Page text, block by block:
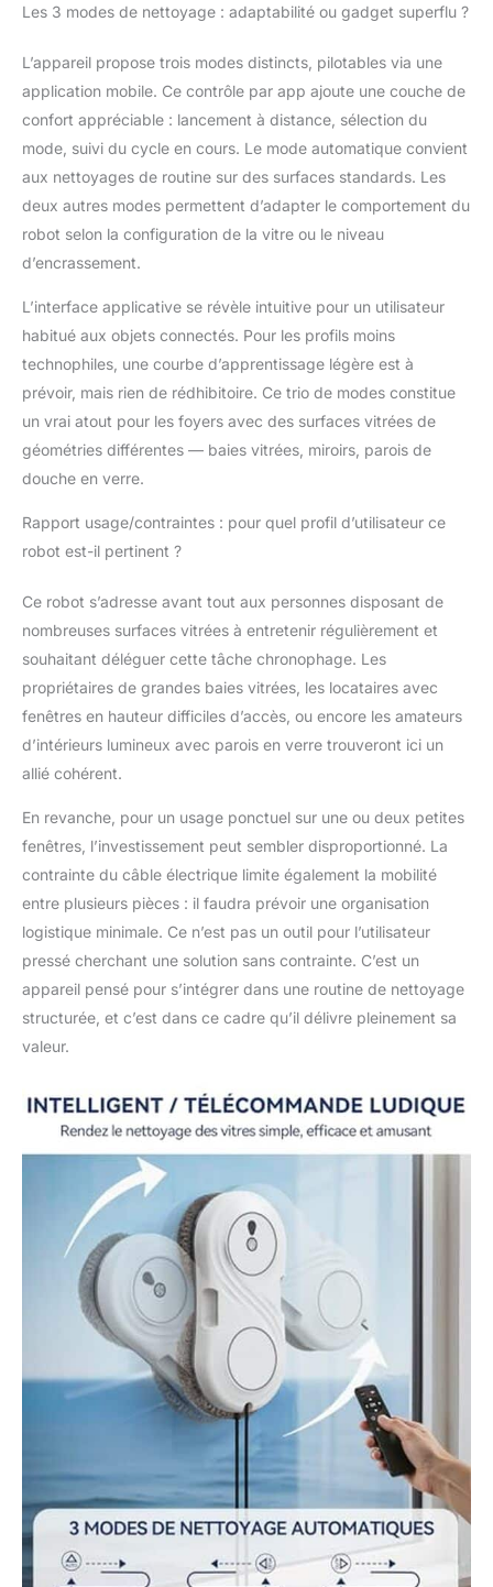
assistée par IA repère
contours des fenêtres,
contourne les
obstacles et planifie
plusieurs itinéraires de
mode Z, combiné). Une
couverture de surface
maximale. Le système
garantit une sécurité
absolue. UTILISATION
HUMIDIFICATION
EFFICACE : Allumez –
et c’est parti ! Grâce au
pulvérisation double
buse et au réservoir
surfaces sans devoir
des résultats rapides et
impeccables au
quotidien.
Les 3 modes de nettoyage : adaptabilité ou gadget superflu ?
L’appareil propose trois modes distincts, pilotables via une
application mobile. Ce contrôle par app ajoute une couche de
confort appréciable : lancement à distance, sélection du
mode, suivi du cycle en cours. Le mode automatique convient
aux nettoyages de routine sur des surfaces standards. Les
deux autres modes permettent d’adapter le comportement du
robot selon la configuration de la vitre ou le niveau
d’encrassement.
L’interface applicative se révèle intuitive pour un utilisateur
habitué aux objets connectés. Pour les profils moins
technophiles, une courbe d’apprentissage légère est à
prévoir, mais rien de rédhibitoire. Ce trio de modes constitue
un vrai atout pour les foyers avec des surfaces vitrées de
géométries différentes — baies vitrées, miroirs, parois de
douche en verre.
Rapport usage/contraintes : pour quel profil d’utilisateur ce
robot est-il pertinent ?
Ce robot s’adresse avant tout aux personnes disposant de
nombreuses surfaces vitrées à entretenir régulièrement et
souhaitant déléguer cette tâche chronophage. Les
propriétaires de grandes baies vitrées, les locataires avec
fenêtres en hauteur difficiles d’accès, ou encore les amateurs
d’intérieurs lumineux avec parois en verre trouveront ici un
allié cohérent.
En revanche, pour un usage ponctuel sur une ou deux petites
fenêtres, l’investissement peut sembler disproportionné. La
contrainte du câble électrique limite également la mobilité
entre plusieurs pièces : il faudra prévoir une organisation
logistique minimale. Ce n’est pas un outil pour l’utilisateur
pressé cherchant une solution sans contrainte. C’est un
appareil pensé pour s’intégrer dans une routine de nettoyage
structurée, et c’est dans ce cadre qu’il délivre pleinement sa
valeur.